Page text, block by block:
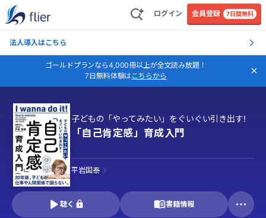
ログイン 会員登録 7日間無料
法人導入はこちら
ゴールドプランなら4,000冊以上が全文読み放題！
7日無料体験はこちらから
子どもの「やってみたい」をぐいぐい引き出す!
「自己肯定感」育成入門
平岩国泰
聴く 書籍情報